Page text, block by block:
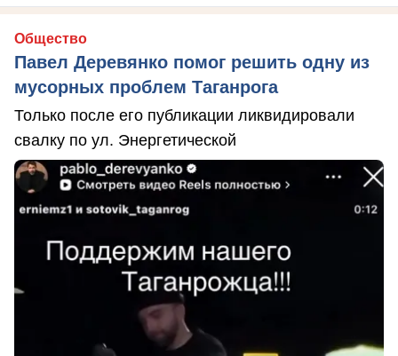
Общество
Павел Деревянко помог решить одну из
мусорных проблем Таганрога
Только после его публикации ликвидировали
свалку по ул. Энергетической